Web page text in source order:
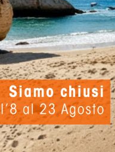
diClaudia Liccardo
Inclusivity Bus